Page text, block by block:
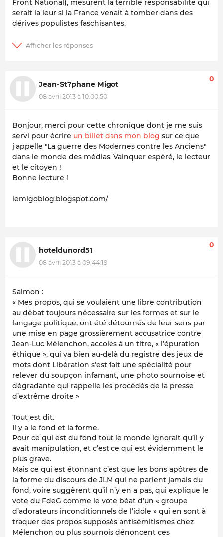
Front National), mesurent la terrible responsabilité qui
serait la leur si la France venait à tomber dans des
dérives populistes faschisantes.
Jean-St?phane Migot
08 avril 2013 à 10:00:50
0
Bonjour, merci pour cette chronique dont je me suis
servi pour écrire un billet dans mon blog sur ce que
j'appelle "La guerre des Modernes contre les Anciens"
dans le monde des médias. Vainquer espéré, le lecteur
et le citoyen !
Bonne lecture !
lemigoblog.blogspot.com/
hoteldunord51
08 avril 2013 à 09:44:19
0
Salmon :
« Mes propos, qui se voulaient une libre contribution
au débat toujours nécessaire sur les formes et sur le
langage politique, ont été détournés de leur sens par
une mise en page grossièrement accusatrice contre
Jean-Luc Mélenchon, accolés à un titre, « l’épuration
éthique », qui va bien au-delà du registre des jeux de
mots dont Libération s’est fait une spécialité pour
relever du soupçon infamant, une photo sournoise et
dégradante qui rappelle les procédés de la presse
d’extrême droite »
Tout est dit.
Il y a le fond et la forme.
Pour ce qui est du fond tout le monde ignorait qu’il y
avait manipulation, et c’est ce qui est évidemment le
plus grave.
Mais ce qui est étonnant c’est que les bons apôtres de
la forme du discours de JLM qui ne parlent jamais du
fond, voire suggèrent qu’il n’y en a pas, qui explique le
vote du FdeG comme le vote béat d’un « groupe
d’adorateurs inconditionnels de l’idole » qui en sont à
traquer des propos supposés antisémitismes chez
Mélenchon ou plus sournois dénoncent ces